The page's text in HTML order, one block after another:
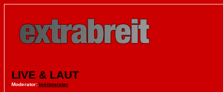
LIVE & LAUT
Moderator: breitmeister